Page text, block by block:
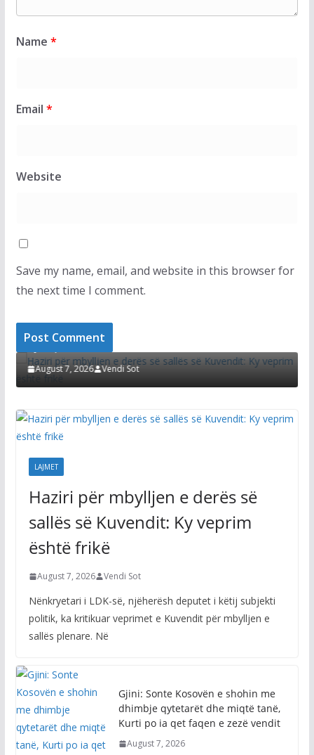
Name *
Email *
Website
Save my name, email, and website in this browser for
the next time I comment.
Haziri për mbylljen e derës së sallës së Kuvendit:
Ky veprim është frikë
August 7, 2026 Vendi Sot
LAJMET
Haziri për mbylljen e derës së
sallës së Kuvendit: Ky veprim
është frikë
August 7, 2026 Vendi Sot
Nënkryetari i LDK-së, njëherësh deputet i këtij subjekti
politik, ka kritikuar veprimet e Kuvendit për mbylljen e
sallës plenare. Në
Gjini: Sonte Kosovën e shohin me
dhimbje qytetarët dhe miqtë tanë,
Kurti po ia qet faqen e zezë vendit
August 7, 2026